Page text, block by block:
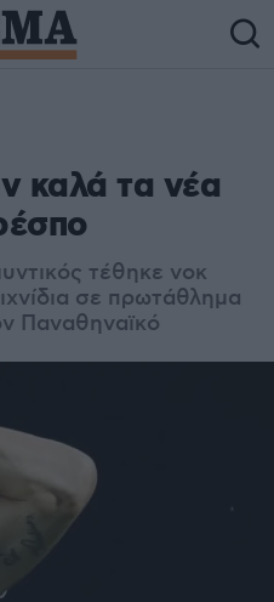
καλά τα νέα
τέθηκε νοκ
σε πρωτάθλημα
Παναθηναϊκό